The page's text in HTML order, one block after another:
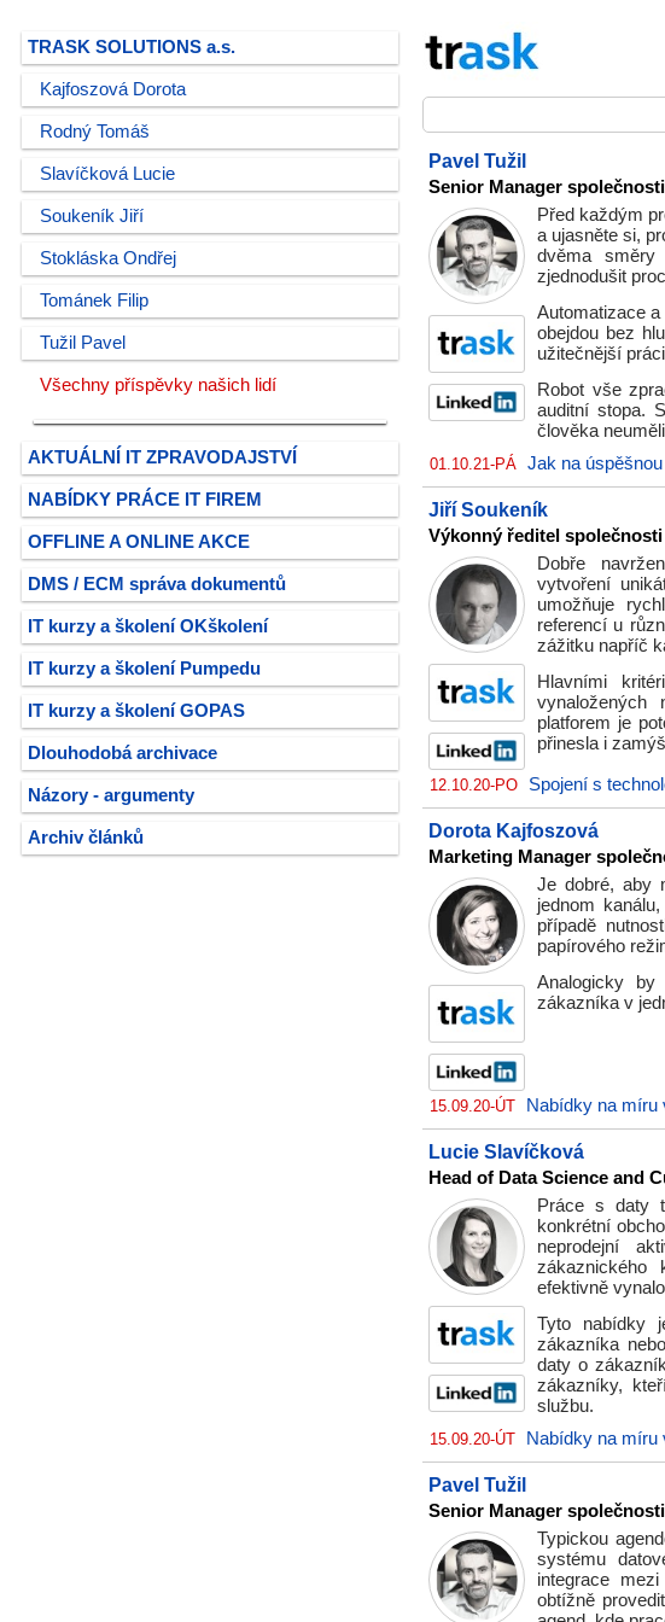
TRASK SOLUTIONS a.s.
Kajfoszová Dorota
Rodný Tomáš
Slavíčková Lucie
Soukeník Jiří
Stokláska Ondřej
Tománek Filip
Tužil Pavel
Všechny příspěvky našich lidí
AKTUÁLNÍ IT ZPRAVODAJSTVÍ
NABÍDKY PRÁCE IT FIREM
OFFLINE A ONLINE AKCE
DMS / ECM správa dokumentů
IT kurzy a školení OKškolení
IT kurzy a školení Pumpedu
IT kurzy a školení GOPAS
Dlouhodobá archivace
Názory - argumenty
Archiv článků
Pavel Tužil
Senior Manager
Před každým
a ujasněte si,
dvěma
zjednodušit
Automatizace
obejdou bez
užitečnější
Robot vše
auditní stopa.
člověka
01.10.21-PÁ Jak na
Jiří Soukeník
Výkonný ředitel
Dobře
vytvoření
umožňuje
referencí u
zážitku napříč
Hlavními
vynaložených
platforem je
přinesla i
12.10.20-PO Spojení s
Dorota Kajfoszová
Marketing Manager
Je dobré, aby
jednom
případě
papírového
Analogicky by
zákazníka v
15.09.20-ÚT Nabídky na míru
Lucie Slavíčková
Head of Data Science and
Práce s daty
konkrétní
neprodejní
zákaznického
efektivně
Tyto nabídky
zákazníka
daty o
zákazníky,
službu.
15.09.20-ÚT Nabídky na míru
Pavel Tužil
Senior Manager
Typickou
systému
integrace
obtížně